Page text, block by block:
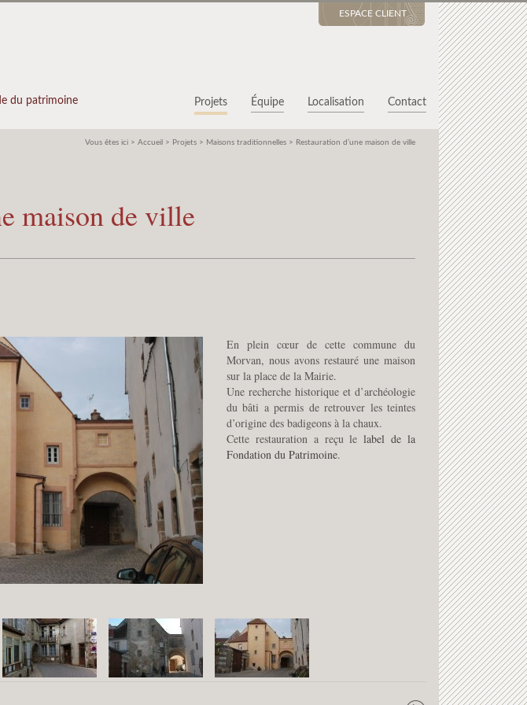
ESPACE CLIENT
du patrimoine Projets Équipe Localisation Contact
Vous êtes ici > Accueil > Projets > Maisons traditionnelles > Restauration d’une maison de ville
maison de ville
En plein cœur de cette commune du
Morvan, nous avons restauré une maison
sur la place de la Mairie.
Une recherche historique et d’archéologie
du bâti a permis de retrouver les teintes
d’origine des badigeons à la chaux.
Cette restauration a reçu lelabel de la
Fondation du Patrimoine.